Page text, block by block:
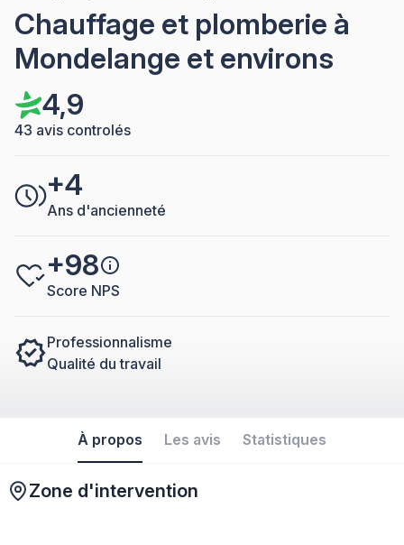
Chauffage et plomberie à
Mondelange et environs
4,9
43 avis controlés
+4
Ans d'ancienneté
+98
Score NPS
Professionnalisme
Qualité du travail
À propos Les avis Statistiques
Zone d'intervention